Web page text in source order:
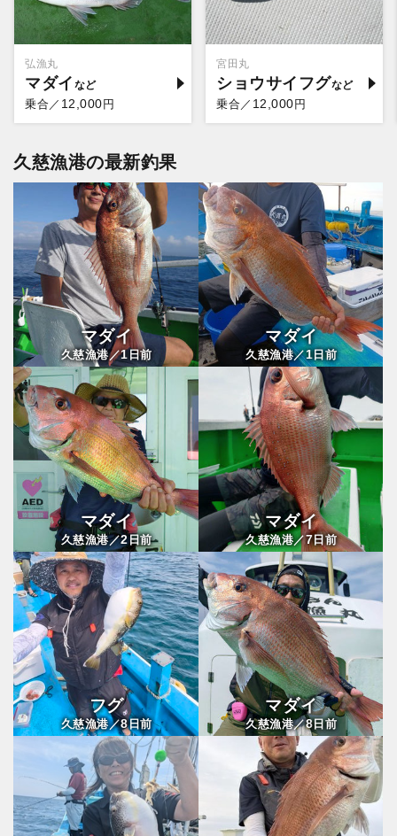
弘漁丸
マダイ
乗合／ 12,000円
宮田丸
ショウサイフグ
乗合／ 12,000円
久慈漁港の最新釣果
マダイ
久慈漁港／1 日前
マダイ
久慈漁港／1日前
マダイ
久慈漁港／2日前
マダイ
久慈漁港／7日前
フグ
久慈漁港／8日前
マダイ
久慈漁港／8日前